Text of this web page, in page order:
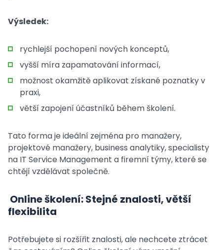
Výsledek:
rychlejší pochopení nových konceptů,
vyšší míra zapamatování informací,
možnost okamžitě aplikovat získané poznatky v
praxi,
větší zapojení účastníků během školení.
Tato forma je ideální zejména pro manažery,
projektové manažery, business analytiky, specialisty
na IT Service Management a firemní týmy, které se
chtějí vzdělávat společně.
Online školení: Stejné znalosti, větší
flexibilita
Potřebujete si rozšířit znalosti, ale nechcete ztrácet